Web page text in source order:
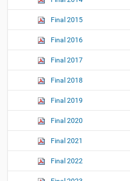
Final 2015
Final 2016
Final 2017
Final 2018
Final 2019
Final 2020
Final 2021
Final 2022